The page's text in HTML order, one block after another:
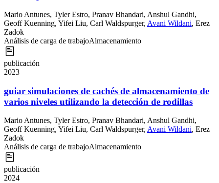
Mario Antunes, Tyler Estro, Pranav Bhandari, Anshul Gandhi,
Geoff Kuenning, Yifei Liu, Carl Waldspurger, Avani Wildani, Erez
Zadok
Análisis de carga de trabajoAlmacenamiento
publicación
2023
guiar simulaciones de cachés de almacenamiento de
varios niveles utilizando la detección de rodillas
Mario Antunes, Tyler Estro, Pranav Bhandari, Anshul Gandhi,
Geoff Kuenning, Yifei Liu, Carl Waldspurger, Avani Wildani, Erez
Zadok
Análisis de carga de trabajoAlmacenamiento
publicación
2024